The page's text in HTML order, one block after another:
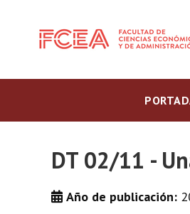
DT 02/11 -
Año de publicación: